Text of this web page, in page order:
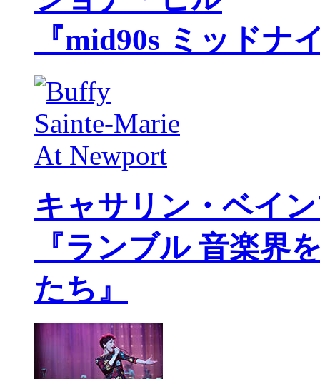
『mid90s ミッドナ
キャサリン・ベイ
『ランブル 音楽界
たち』